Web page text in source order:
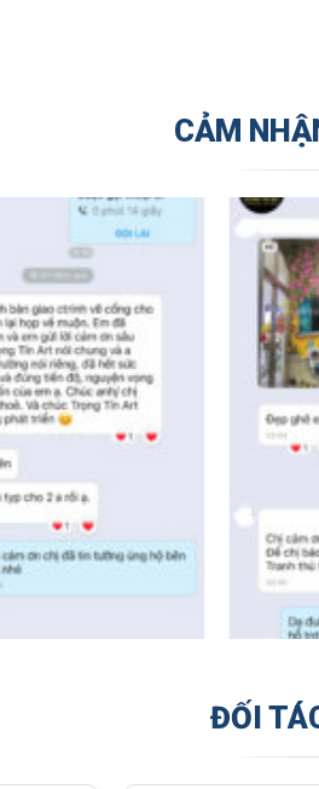
CẢM
ĐỐI